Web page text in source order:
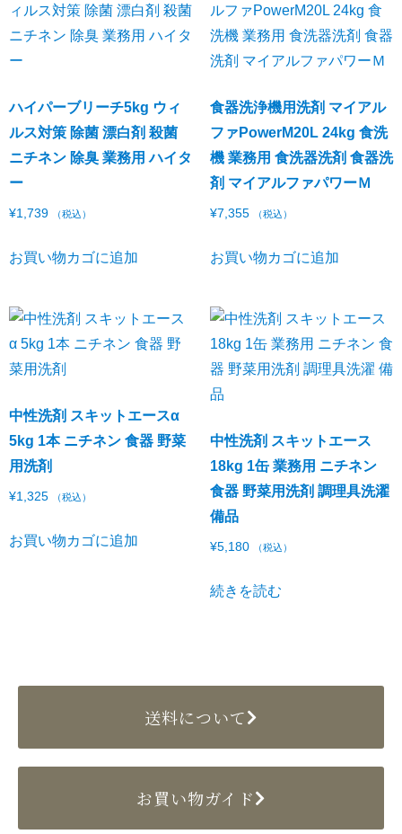
ハイパーブリーチ5kg ウィ
ルス対策 除菌 漂白剤 殺菌
ニチネン 除臭 業務用 ハイタ
ー
¥1,739 （税込）
お買い物カゴに追加
食器洗浄機用洗剤 マイアル
ファPowerM20L 24kg 食洗
機 業務用 食洗器洗剤 食器洗
剤 マイアルファパワーＭ
¥7,355 （税込）
お買い物カゴに追加
中性洗剤 スキットエースα
5kg 1本 ニチネン 食器 野菜
用洗剤
¥1,325 （税込）
お買い物カゴに追加
中性洗剤 スキットエース
18kg 1缶 業務用 ニチネン
食器 野菜用洗剤 調理具洗濯
備品
¥5,180 （税込）
続きを読む
送料について
お買い物ガイド